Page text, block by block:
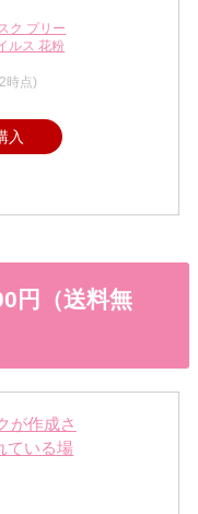
ク プリー
ルス 花粉
時点)
入
円（送料無